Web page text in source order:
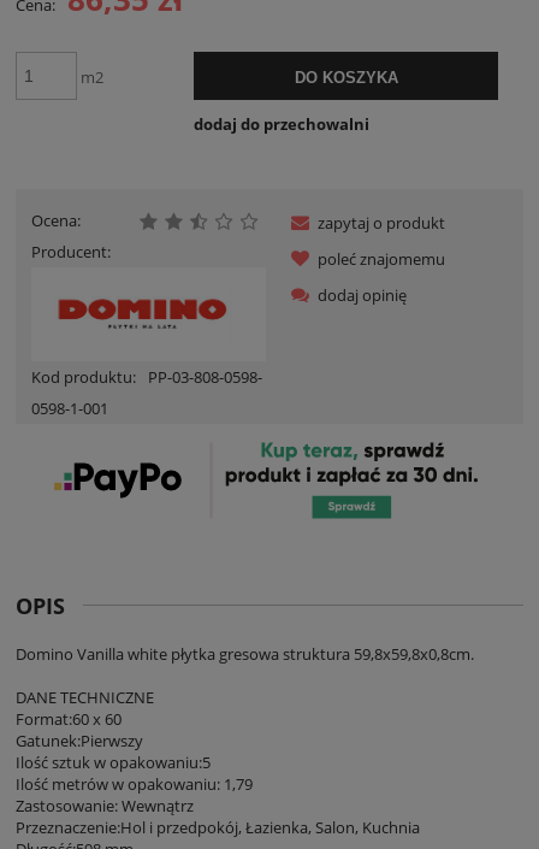
Cena:
m2 DO KOSZYKA
dodaj do przechowalni
Ocena:
Producent:
Kod produktu:
PP-03-808-0598-
0598-1-001
zapytaj o produkt
poleć znajomemu
dodaj opinię
OPIS
Domino Vanilla white płytka gresowa struktura 59,8x59,8x0,8cm.
DANE TECHNICZNE
Format:60 x 60
Gatunek:Pierwszy
Ilość sztuk w opakowaniu:5
Ilość metrów w opakowaniu: 1,79
Zastosowanie: Wewnątrz
Przeznaczenie:Hol i przedpokój, Łazienka, Salon, Kuchnia